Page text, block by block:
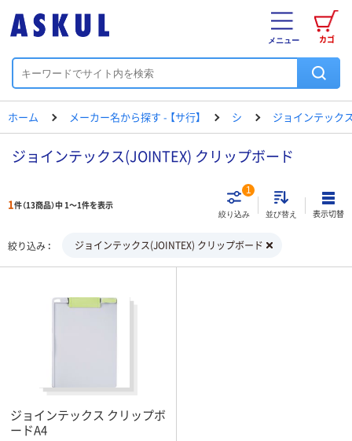
カゴ
メニュー
ホーム メーカー名から探す - 【サ行】 シ ジョインテック
ジョインテックス(JOINTEX) クリップボード
1件（13商品）中 1～1件を表示
絞り込み
1
並び替え 表示切替
絞り込み ジョインテックス(JOINTEX) クリップボード
ジョインテックス クリップボ
ードA4